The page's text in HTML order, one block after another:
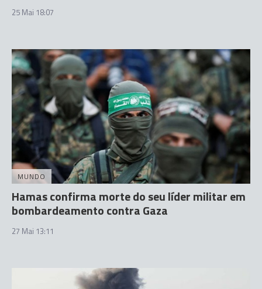
25 Mai 18:07
MUNDO
Hamas confirma morte do seu líder militar em
bombardeamento contra Gaza
27 Mai 13:11